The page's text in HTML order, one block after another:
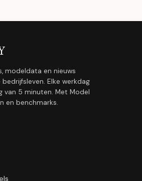
modeldata en nieuws
Elke werkdag
van 5 minuten. Met Model
en benchmarks.